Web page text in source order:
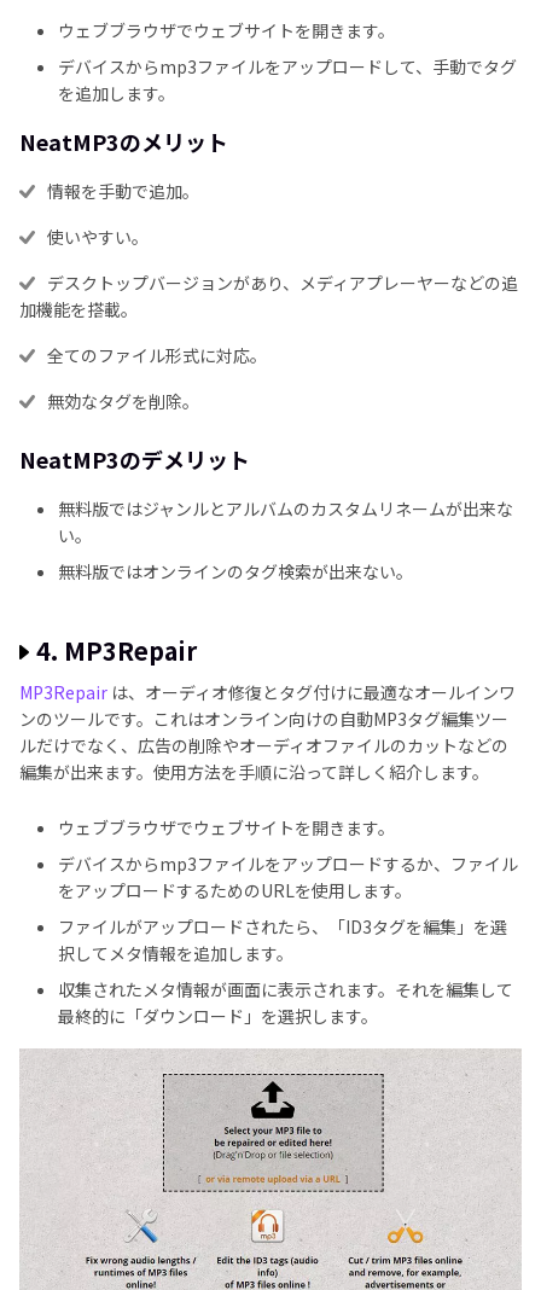
ウェブブラウザでウェブサイトを開きます。
デバイスからmp3ファイルをアップロードして、手動でタグ
を追加します。
NeatMP3のメリット
情報を手動で追加。
使いやすい。
デスクトップバージョンがあり、メディアプレーヤーなどの追
加機能を搭載。
全てのファイル形式に対応。
無効なタグを削除。
NeatMP3のデメリット
無料版ではジャンルとアルバムのカスタムリネームが出来な
い。
無料版ではオンラインのタグ検索が出来ない。
4. MP3Repair
MP3Repair は、オーディオ修復とタグ付けに最適なオールインワ
ンのツールです。これはオンライン向けの自動MP3タグ編集ツー
ルだけでなく、広告の削除やオーディオファイルのカットなどの
編集が出来ます。使用方法を手順に沿って詳しく紹介します。
ウェブブラウザでウェブサイトを開きます。
デバイスからmp3ファイルをアップロードするか、ファイル
をアップロードするためのURLを使用します。
ファイルがアップロードされたら、「ID3タグを編集」を選
択してメタ情報を追加します。
収集されたメタ情報が画面に表示されます。それを編集して
最終的に「ダウンロード」を選択します。